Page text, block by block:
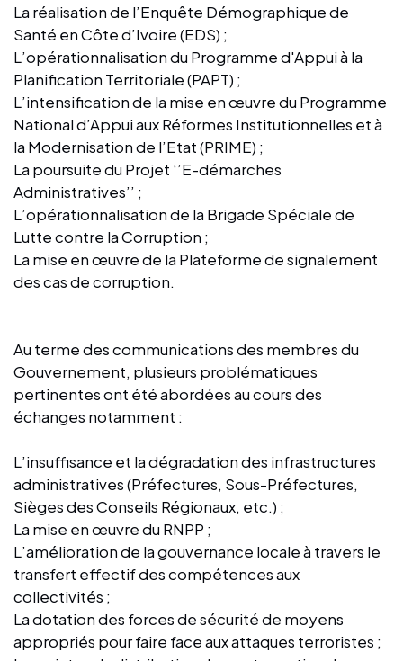
La réalisation de l’Enquête Démographique de
Santé en Côte d’Ivoire (EDS) ;
L’opérationnalisation du Programme d'Appui à la
Planification Territoriale (PAPT) ;
L’intensification de la mise en œuvre du Programme
National d’Appui aux Réformes Institutionnelles et à
la Modernisation de l’Etat (PRIME) ;
La poursuite du Projet ‘’E-démarches
Administratives’’ ;
L’opérationnalisation de la Brigade Spéciale de
Lutte contre la Corruption ;
La mise en œuvre de la Plateforme de signalement
des cas de corruption.
Au terme des communications des membres du
Gouvernement, plusieurs problématiques
pertinentes ont été abordées au cours des
échanges notamment :
L’insuffisance et la dégradation des infrastructures
administratives (Préfectures, Sous-Préfectures,
Sièges des Conseils Régionaux, etc.) ;
La mise en œuvre du RNPP ;
L’amélioration de la gouvernance locale à travers le
transfert effectif des compétences aux
collectivités ;
La dotation des forces de sécurité de moyens
appropriés pour faire face aux attaques terroristes ;